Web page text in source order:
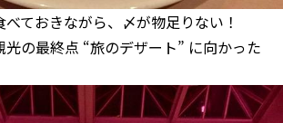
ておきながら、〆が物足りない！
の最終点 “旅のデザート” に向かった